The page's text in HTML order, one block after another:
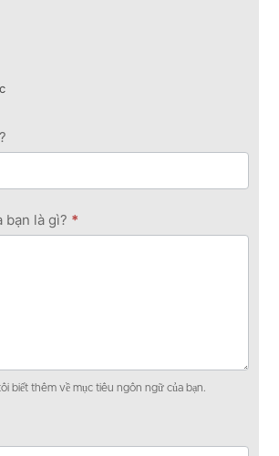
bạn là gì? *
biết thêm về mục tiêu ngôn ngữ của bạn.